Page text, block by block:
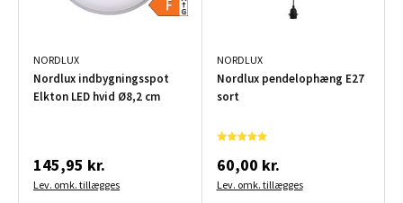
NORDLUX
Nordlux indbygningsspot
Elkton LED hvid Ø8,2 cm
145,95 kr.
Lev. omk. tillægges
NORDLUX
Nordlux pendelophæng E27
sort
60,00 kr.
Lev. omk. tillægges